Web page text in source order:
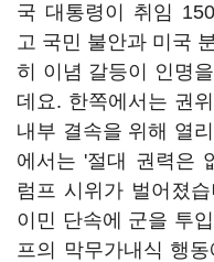
국 대통령이 취임
고 국민 불안과 미국
히 이념 갈등이 인명
데요. 한쪽에서는 권
내부 결속을 위해 열
에서는 '절대 권력은
럼프 시위가 벌어졌
이민 단속에 군을 투
프의 막무가내식 행